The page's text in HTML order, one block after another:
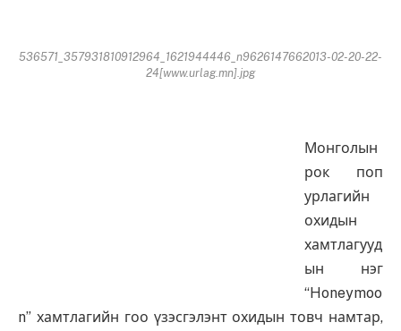
536571_357931810912964_1621944446_n9626147662013-02-20-22-
24[www.urlag.mn].jpg
Монголын
рок поп
урлагийн
охидын
хамтлагууд
ын нэг
“Honeymoo
n” хамтлагийн гоо үзэсгэлэнт охидын товч намтар,